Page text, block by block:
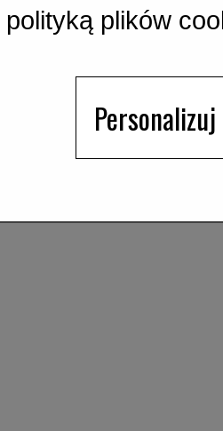
polityką plików
Personalizuj